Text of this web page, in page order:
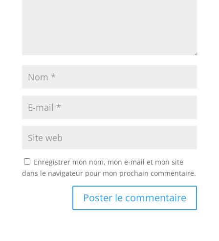
Enregistrer mon nom, mon e-mail et mon site
dans le navigateur pour mon prochain commentaire.